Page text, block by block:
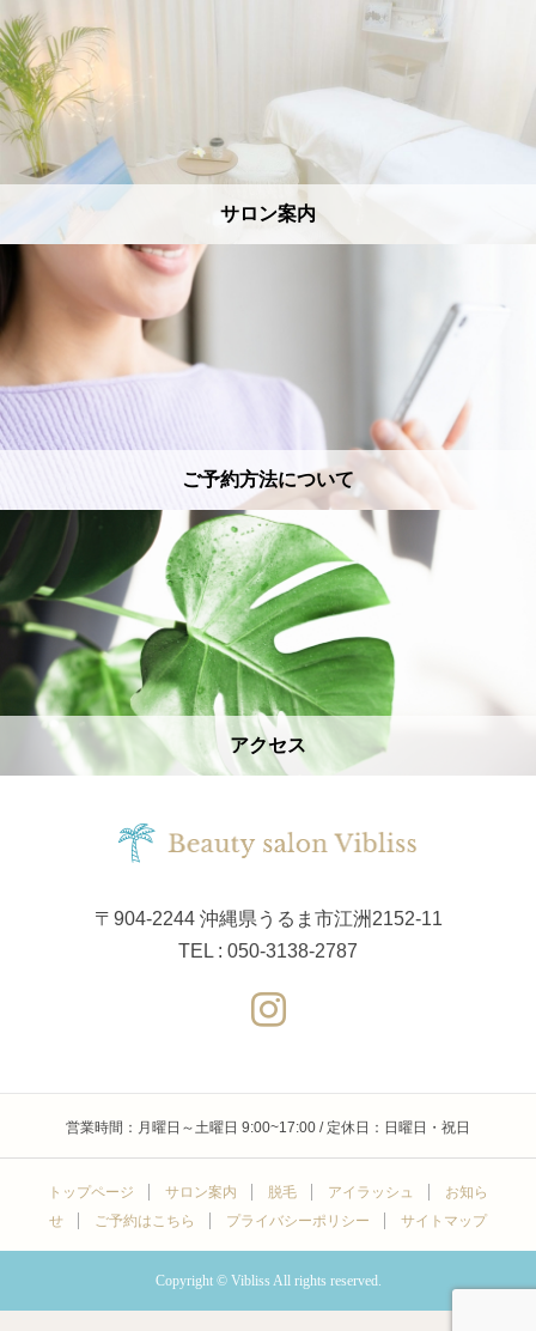
サロン案内
ご予約方法について
アクセス
〒904-2244 沖縄県うるま市江洲2152-11
TEL : 050-3138-2787
営業時間：月曜日～土曜日 9:00~17:00 / 定休日：日曜日・祝日
トップページ サロン案内 脱毛 アイラッシュ
お知ら
せ
ご予約はこちら プライバシーポリシー サイトマップ
Copyright © Vibliss All rights reserved.